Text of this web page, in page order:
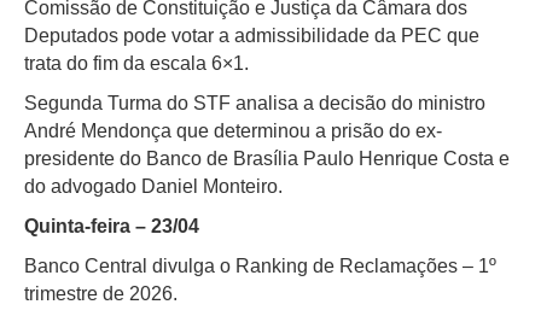
Comissão de Constituição e Justiça da Câmara dos
Deputados pode votar a admissibilidade da PEC que
trata do fim da escala 6×1.
Segunda Turma do STF analisa a decisão do ministro
André Mendonça que determinou a prisão do ex-
presidente do Banco de Brasília Paulo Henrique Costa e
do advogado Daniel Monteiro.
Quinta-feira – 23/04
Banco Central divulga o Ranking de Reclamações – 1º
trimestre de 2026.